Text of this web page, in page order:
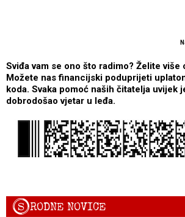
Sviđa vam se ono što radimo? Želite više
Možete nas financijski poduprijeti
koda. Svaka pomoć naših čitatelja uvijek
dobrodošao vjetar u leđa.
SRODNE NOVICE